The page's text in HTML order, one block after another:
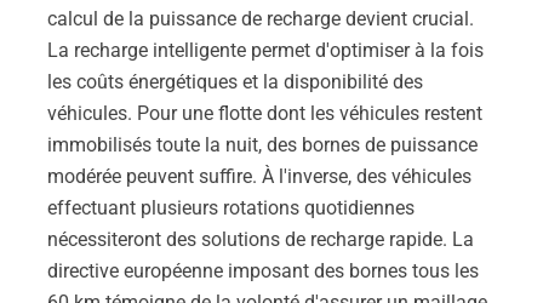
calcul de la puissance de recharge devient crucial.
La recharge intelligente permet d'optimiser à la fois
les coûts énergétiques et la disponibilité des
véhicules. Pour une flotte dont les véhicules restent
immobilisés toute la nuit, des bornes de puissance
modérée peuvent suffire. À l'inverse, des véhicules
effectuant plusieurs rotations quotidiennes
nécessiteront des solutions de recharge rapide. La
directive européenne imposant des bornes tous les